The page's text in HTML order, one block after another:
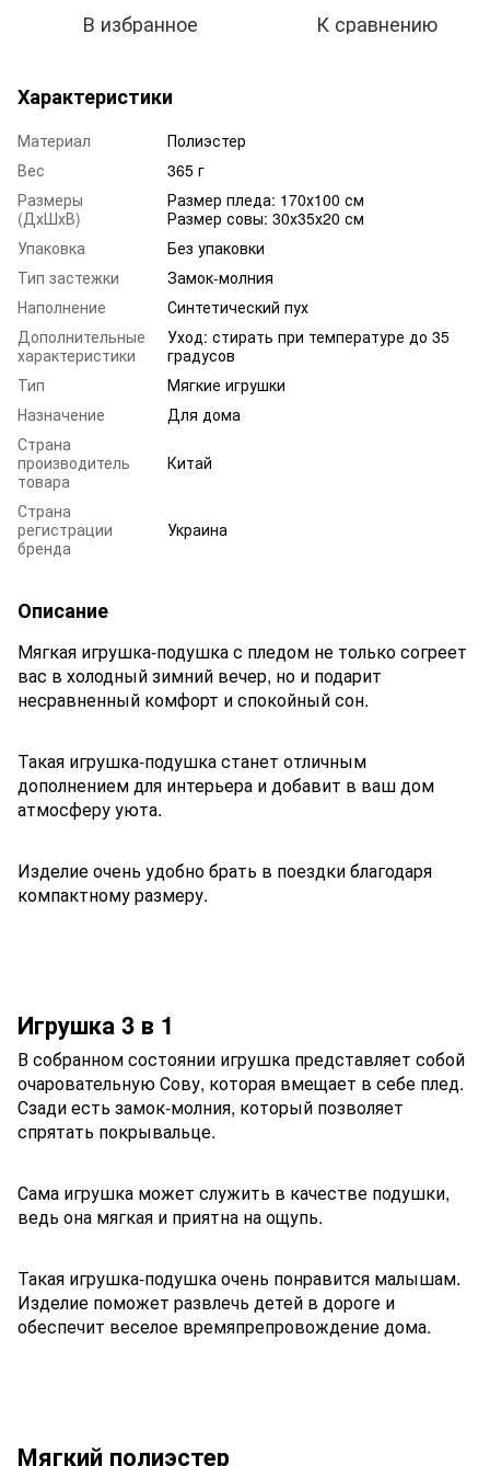
В избранное К сравнению
Характеристики
Материал
Полиэстер
Вес
365 г
Размеры
(ДхШхВ)
Размер пледа: 170х100 см
Размер совы: 30х35х20 см
Упаковка
Без упаковки
Тип застежки
Замок-молния
Наполнение
Синтетический пух
Дополнительные
характеристики
Уход: стирать при температуре до 35
градусов
Тип
Мягкие игрушки
Назначение
Для дома
Страна
производитель
товара
Китай
Страна
регистрации
бренда
Украина
Описание
Мягкая игрушка-подушка с пледом не только согреет
вас в холодный зимний вечер, но и подарит
несравненный комфорт и спокойный сон.
Такая игрушка-подушка станет отличным
дополнением для интерьера и добавит в ваш дом
атмосферу уюта.
Изделие очень удобно брать в поездки благодаря
компактному размеру.
Игрушка 3 в 1
В собранном состоянии игрушка представляет собой
очаровательную Сову, которая вмещает в себе плед.
Сзади есть замок-молния, который позволяет
спрятать покрывальце.
Сама игрушка может служить в качестве подушки,
ведь она мягкая и приятна на ощупь.
Такая игрушка-подушка очень понравится малышам.
Изделие поможет развлечь детей в дороге и
обеспечит веселое времяпрепровождение дома.
Мягкий полиэстер